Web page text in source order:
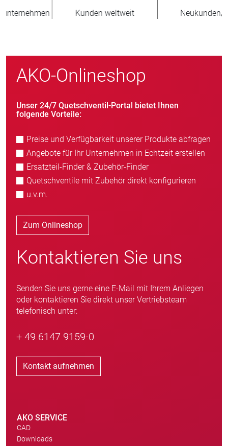
Neukunden/Jahr verkaufte Einheiten
AKO-Onlineshop
Unser 24/7 Quetschventil-Portal bietet Ihnen
folgende Vorteile:
Preise und Verfügbarkeit unserer Produkte abfragen
Angebote für Ihr Unternehmen in Echtzeit erstellen
Ersatzteil-Finder & Zubehör-Finder
Quetschventile mit Zubehör direkt konfigurieren
u.v.m.
Zum Onlineshop
Kontaktieren Sie uns
Senden Sie uns gerne eine E-Mail mit Ihrem Anliegen
oder kontaktieren Sie direkt unser Vertriebsteam
telefonisch unter:
+ 49 6147 9159-0
Kontakt aufnehmen
AKO SERVICE
CAD
Downloads